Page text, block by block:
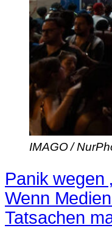
IMAGO /
Panik wegen
Wenn
Tatsachen